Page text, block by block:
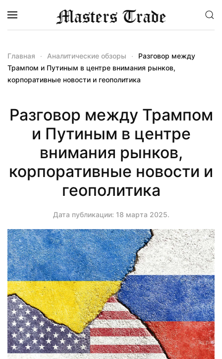
Перейти к содержимому
Главная Аналитические обзоры
Разговор между
Трампом и Путиным в центре внимания рынков,
корпоративные новости и геополитика
Разговор между Трампом
и Путиным в центре
внимания рынков,
корпоративные новости и
геополитика
Дата публикации: 18 марта 2025.